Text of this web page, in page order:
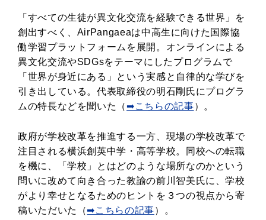
「すべての生徒が異文化交流を経験できる世界」を
創出すべく、AirPangaeaは中高生に向けた国際協
働学習プラットフォームを展開。オンラインによる
異文化交流やSDGsをテーマにしたプログラムで
「世界が身近にある」という実感と自律的な学びを
引き出している。代表取締役の明石剛氏にプログラ
ムの特長などを聞いた（ ➡こちらの記事）。
政府が学校改革を推進する一方、現場の学校改革で
注目される横浜創英中学・高等学校。同校への転職
を機に、「学校」とはどのような場所なのかという
問いに改めて向き合った教諭の前川智美氏に、学校
がより幸せとなるためのヒントを３つの視点から寄
稿いただいた（➡こちらの記事）。